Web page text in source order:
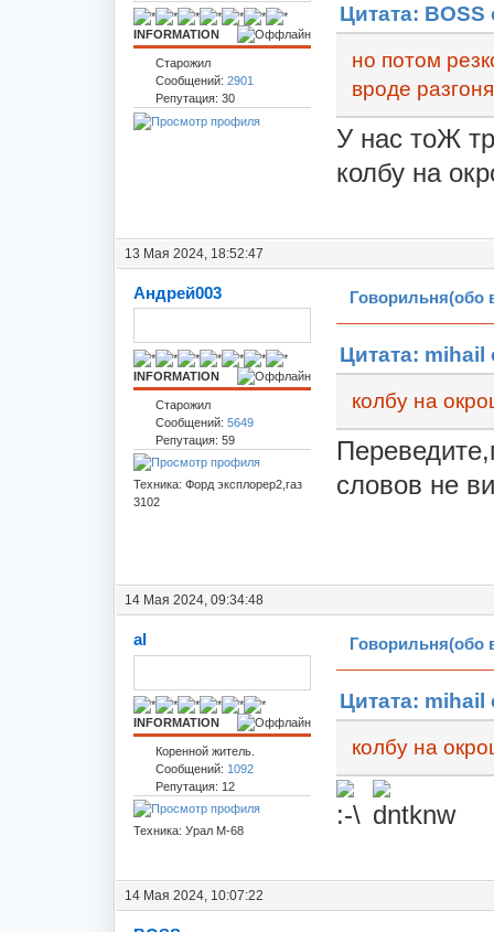
INFORMATION
Старожил
Сообщений: 2901
Репутация: 30
Цитата: BOSS
но потом
вроде
У нас тоЖ
колбу на
13 Мая 2024, 18:52:47
Андрей003
INFORMATION
Старожил
Сообщений: 5649
Репутация: 59
Техника: Форд эксплорер2,газ
3102
Говорильня(обо
Цитата: mihail
колбу на
словов не
14 Мая 2024, 09:34:48
al
INFORMATION
Коренной житель.
Сообщений: 1092
Репутация: 12
Техника: Урал М-68
Говорильня(обо
Цитата: mihail
колбу на
14 Мая 2024, 10:07:22